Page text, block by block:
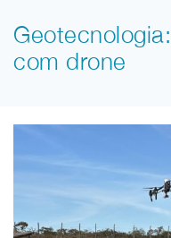
com drone